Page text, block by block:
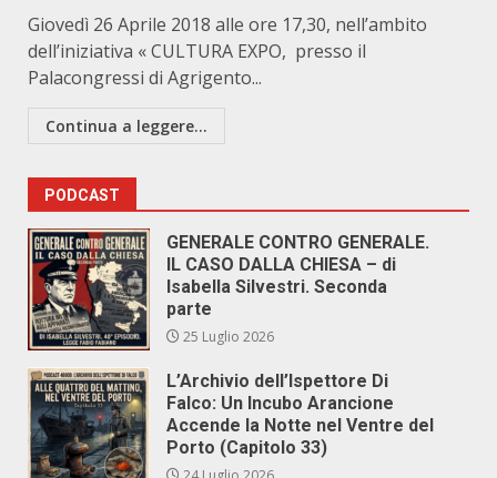
Giovedì 26 Aprile 2018 alle ore 17,30, nell’ambito
dell’iniziativa « CULTURA EXPO, presso il
Palacongressi di Agrigento...
Continua a leggere...
PODCAST
GENERALE CONTRO GENERALE.
IL CASO DALLA CHIESA – di
Isabella Silvestri. Seconda
parte
25 Luglio 2026
L’Archivio dell’Ispettore Di
Falco: Un Incubo Arancione
Accende la Notte nel Ventre del
Porto (Capitolo 33)